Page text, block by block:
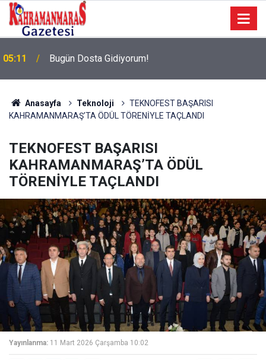
05:11 Bugün Dosta Gidiyorum!
Anasayfa Teknoloji
TEKNOFEST BAŞARISI
KAHRAMANMARAŞ’TA ÖDÜL TÖRENİYLE TAÇLANDI
TEKNOFEST BAŞARISI
KAHRAMANMARAŞ’TA ÖDÜL
TÖRENİYLE TAÇLANDI
Yayınlanma: 11 Mart 2026 Çarşamba 10:02